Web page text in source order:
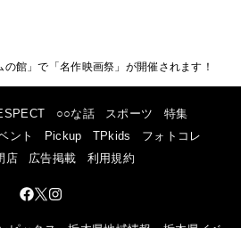
の館」で「名作映画祭」が開催されます！
○○な話 スポーツ
特集
ント Pickup TPkids
フォトコレ
店
広告掲載 利用規約